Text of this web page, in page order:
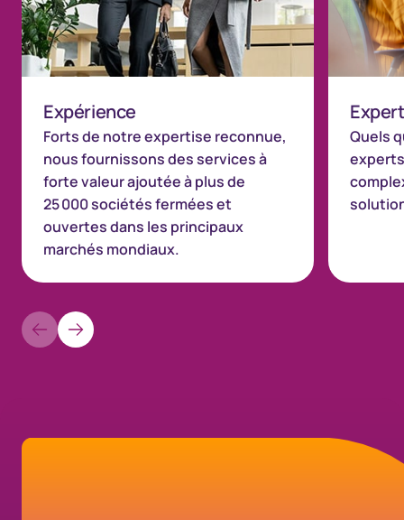
Expérience
Forts de notre expertise reconnue,
nous fournissons des services à
forte valeur ajoutée à plus de
25 000 sociétés fermées et
ouvertes dans les principaux
marchés mondiaux.
Quels